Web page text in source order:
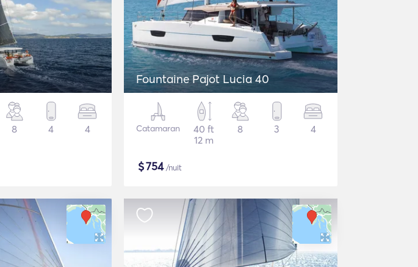
8 4 4
Fountaine Pajot Lucia 40
Catamaran
40 ft
12 m
8 3 4
$754/nuit